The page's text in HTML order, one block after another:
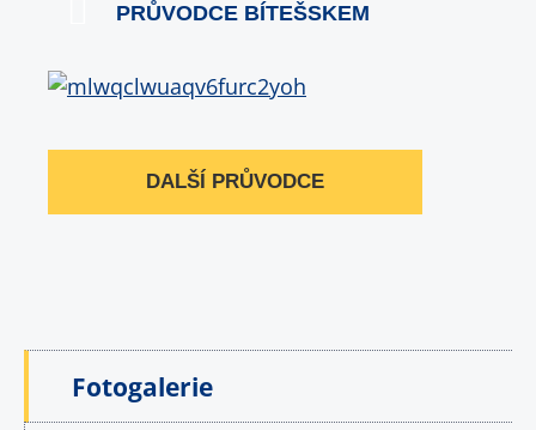
PRŮVODCE BÍTEŠSKEM
DALŠÍ PRŮVODCE
Fotogalerie